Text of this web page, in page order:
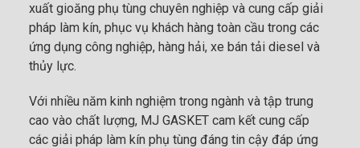
xuất gioăng phụ tùng chuyên nghiệp và cung cấp giải
pháp làm kín, phục vụ khách hàng toàn cầu trong các
ứng dụng công nghiệp, hàng hải, xe bán tải diesel và
thủy lực.
Với nhiều năm kinh nghiệm trong ngành và tập trung
cao vào chất lượng, MJ GASKET cam kết cung cấp
các giải pháp làm kín phụ tùng đáng tin cậy đáp ứng